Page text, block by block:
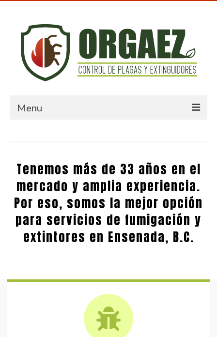
Menu
Control de Plagas
Extintores
Tenemos más de 33 años en el
mercado y amplia experiencia.
Por eso, somos la mejor opción
para servicios de fumigación y
extintores en Ensenada, B.C.